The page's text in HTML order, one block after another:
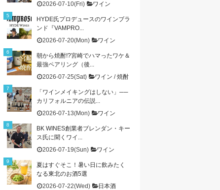
2026-07-10(Fri)
ワイン
HYDE氏プロデュースのワインブラ
ンド『VAMPRO...
2026-07-20(Mon)
ワイン
朝から焼酎!?宮崎でハマったワケ＆
最強ペアリング（後...
2026-07-25(Sat)
ワイン /焼酎
「ワインメイキングはしない」──
カリフォルニアの伝説...
2026-07-13(Mon)
ワイン
BK WINES創業者ブレンダン・キー
ス氏に聞くワイ...
2026-07-19(Sun)
ワイン
夏はすぐそこ！暑い日に飲みたく
なる東北のお酒5選
2026-07-22(Wed)
日本酒